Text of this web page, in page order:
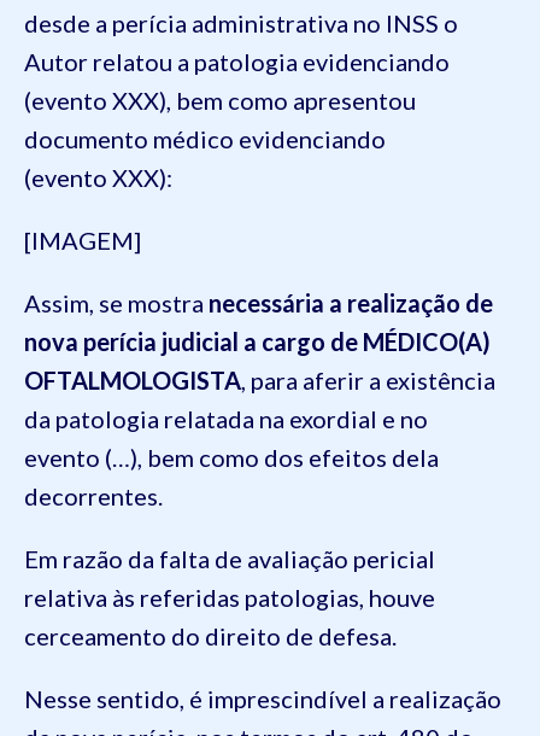
desde a perícia administrativa no INSS o
Autor relatou a patologia evidenciando
(evento XXX), bem como apresentou
documento médico evidenciando
(evento XXX):
[IMAGEM]
Assim, se mostra necessária a realização de
nova perícia judicial a cargo de MÉDICO(A)
OFTALMOLOGISTA, para aferir a existência
da patologia relatada na exordial e no
evento (…), bem como dos efeitos dela
decorrentes.
Em razão da falta de avaliação pericial
relativa às referidas patologias, houve
cerceamento do direito de defesa.
Nesse sentido, é imprescindível a realização